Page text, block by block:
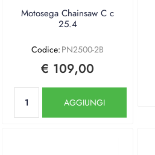
Motosega Chainsaw C c
25.4
Codice: PN2500-2B
€ 109,00
AGGIUNGI